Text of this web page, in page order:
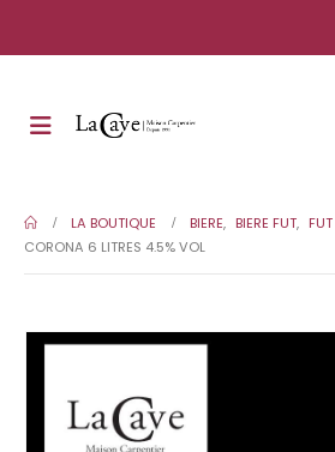
LA BOUTIQUE BIERE, BIERE FUT,
CORONA 6 LITRES 4.5% VOL